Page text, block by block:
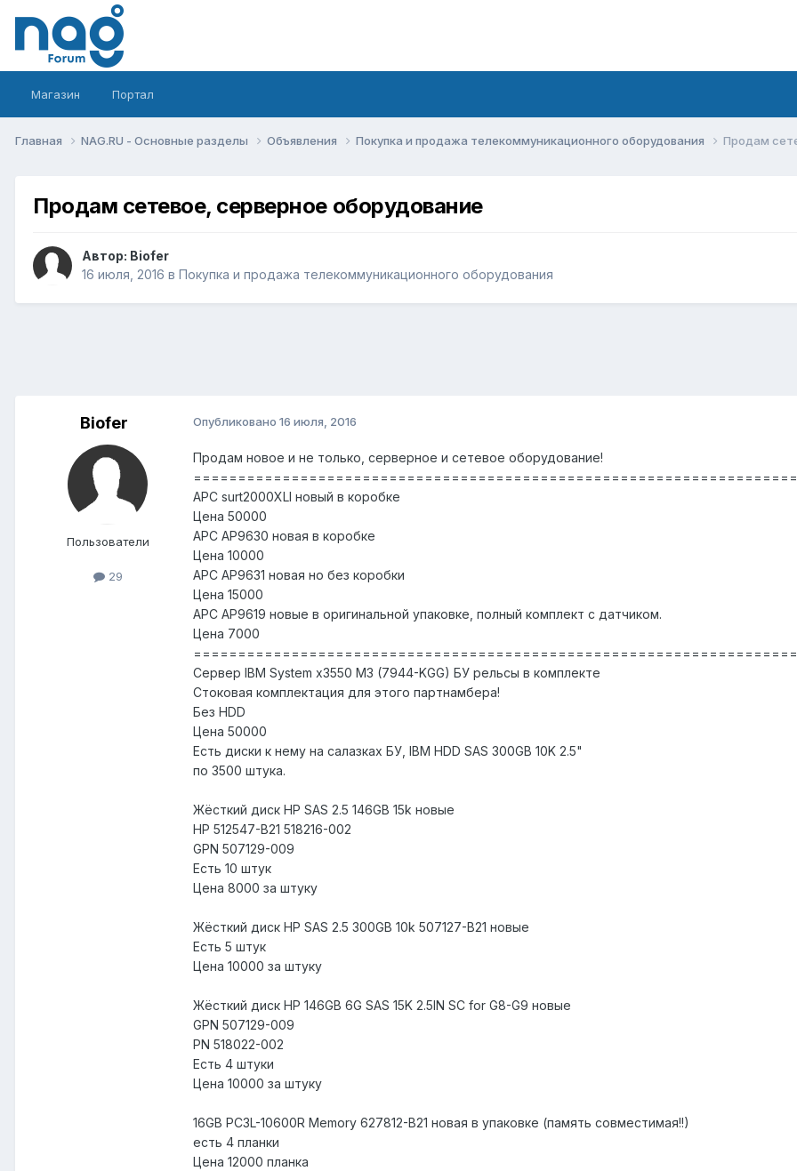
Магазин Портал
Главная NAG.RU - Основные разделы Объявления Покупка и продажа телекоммуникационного оборудования Продам
Продам сетевое, серверное оборудование
Автор: Biofer
16 июля, 2016 в Покупка и продажа телекоммуникационного оборудования
Biofer
Пользователи
29
Опубликовано 16 июля, 2016
Продам новое и не только, серверное и сетевое оборудование!
APC surt2000XLI новый в коробке
Цена 50000
APC AP9630 новая в коробке
Цена 10000
APC AP9631 новая но без коробки
Цена 15000
APC AP9619 новые в оригинальной упаковке, полный комплект с датчиком.
Цена 7000
Сервер IBM System x3550 M3 (7944-KGG) БУ рельсы в комплекте
Стоковая комплектация для этого партнамбера!
Без HDD
Цена 50000
Есть диски к нему на салазках БУ, IBM HDD SAS 300GB 10K 2.5"
по 3500 штука.
Жёсткий диск HP SAS 2.5 146GB 15k новые
HP 512547-B21 518216-002
GPN 507129-009
Есть 10 штук
Цена 8000 за штуку
Жёсткий диск HP SAS 2.5 300GB 10k 507127-B21 новые
Есть 5 штук
Цена 10000 за штуку
Жёсткий диск HP 146GB 6G SAS 15K 2.5IN SC for G8-G9 новые
GPN 507129-009
PN 518022-002
Есть 4 штуки
Цена 10000 за штуку
16GB PC3L-10600R Memory 627812-B21 новая в упаковке (память совместимая!!)
есть 4 планки
Цена 12000 планка